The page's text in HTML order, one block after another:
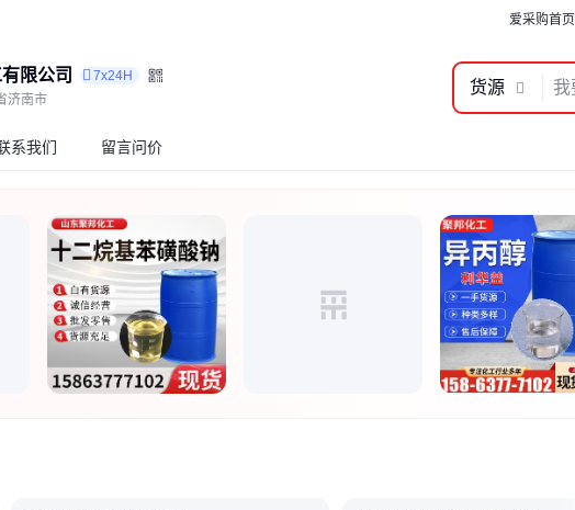
爱采购首页
限公司
7x24H
济南市
货源
系我们 留言问价